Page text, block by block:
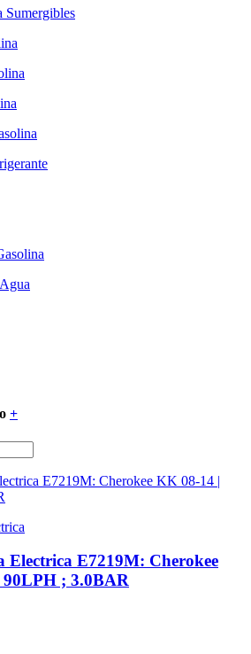
Sumergibles
+
Electrica E7219M: Cherokee
; 3.0BAR